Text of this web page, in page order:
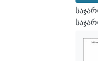
better